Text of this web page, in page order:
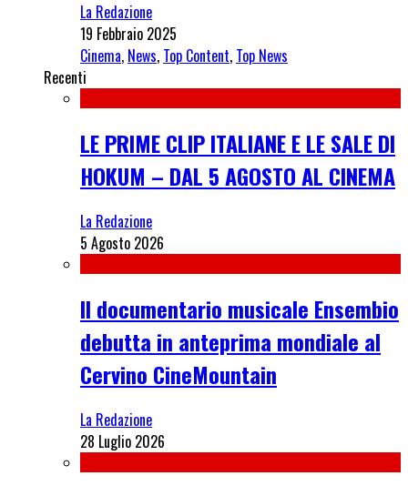
La Redazione
19 Febbraio 2025
Cinema, News, Top Content, Top News
Recenti
LE PRIME CLIP ITALIANE E LE SALE DI
HOKUM – DAL 5 AGOSTO AL CINEMA
La Redazione
5 Agosto 2026
Il documentario musicale Ensembio
debutta in anteprima mondiale al
Cervino CineMountain
La Redazione
28 Luglio 2026